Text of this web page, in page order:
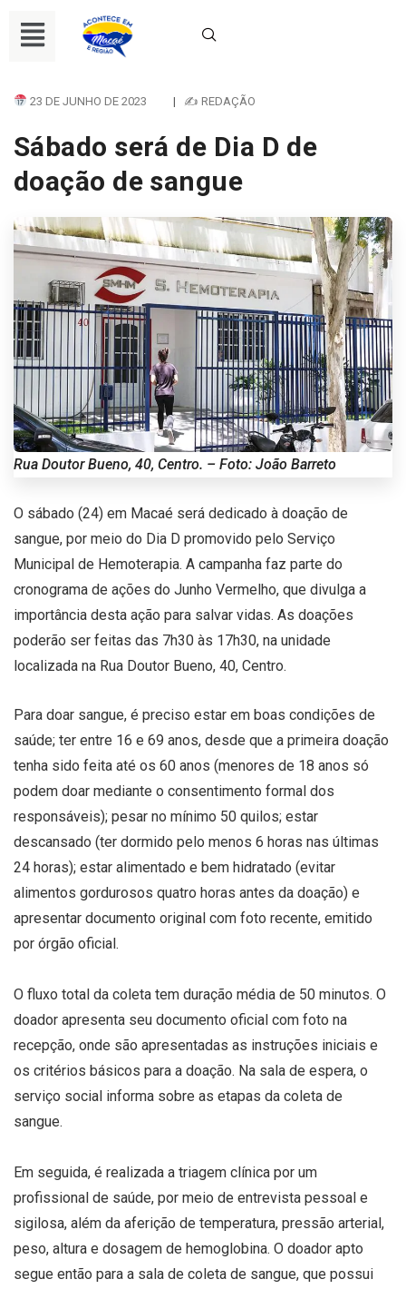
23 DE JUNHO DE 2023 | ✍ REDAÇÃO
Sábado será de Dia D de
doação de sangue
Rua Doutor Bueno, 40, Centro. – Foto: João Barreto
O sábado (24) em Macaé será dedicado à doação de
sangue, por meio do Dia D promovido pelo Serviço
Municipal de Hemoterapia. A campanha faz parte do
cronograma de ações do Junho Vermelho, que divulga a
importância desta ação para salvar vidas. As doações
poderão ser feitas das 7h30 às 17h30, na unidade
localizada na Rua Doutor Bueno, 40, Centro.
Para doar sangue, é preciso estar em boas condições de
saúde; ter entre 16 e 69 anos, desde que a primeira doação
tenha sido feita até os 60 anos (menores de 18 anos só
podem doar mediante o consentimento formal dos
responsáveis); pesar no mínimo 50 quilos; estar
descansado (ter dormido pelo menos 6 horas nas últimas
24 horas); estar alimentado e bem hidratado (evitar
alimentos gordurosos quatro horas antes da doação) e
apresentar documento original com foto recente, emitido
por órgão oficial.
O fluxo total da coleta tem duração média de 50 minutos. O
doador apresenta seu documento oficial com foto na
recepção, onde são apresentadas as instruções iniciais e
os critérios básicos para a doação. Na sala de espera, o
serviço social informa sobre as etapas da coleta de
sangue.
Em seguida, é realizada a triagem clínica por um
profissional de saúde, por meio de entrevista pessoal e
sigilosa, além da aferição de temperatura, pressão arterial,
peso, altura e dosagem de hemoglobina. O doador apto
segue então para a sala de coleta de sangue, que possui